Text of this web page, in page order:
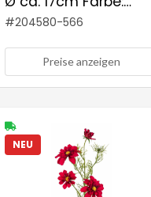
altrot
#204580-566
Preise anzeigen
NEU